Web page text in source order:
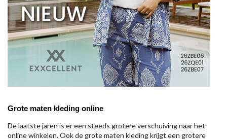
Grote maten kleding online
De laatste jaren is er een steeds grotere verschuiving naar het
online winkelen. Ook de grote maten kleding krijgt een grotere